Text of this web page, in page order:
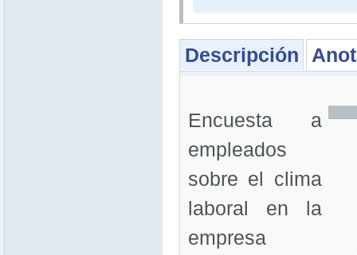
Descripción
Encuesta a
empleados
sobre el clima
laboral en la
empresa